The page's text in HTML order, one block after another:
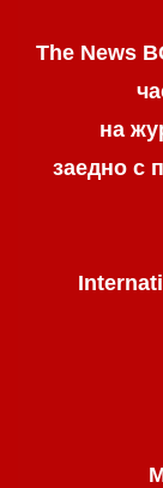
The News
на
заедно с